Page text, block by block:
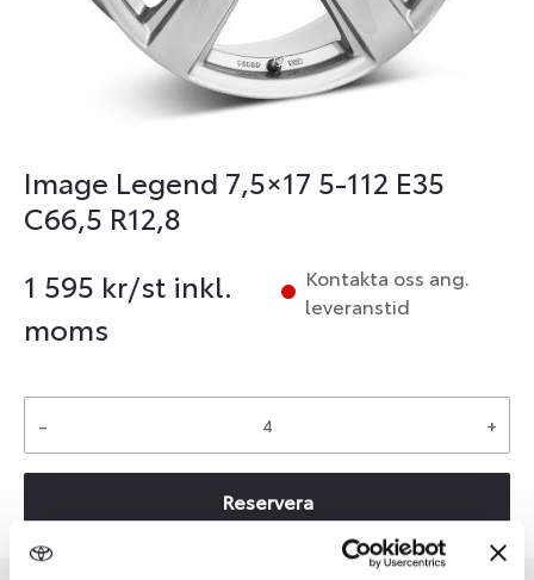
Image Legend 7,5×17 5-112 E35
C66,5 R12,8
1 595 kr/st inkl.
moms
Kontakta oss ang.
leveranstid
- +
Reservera